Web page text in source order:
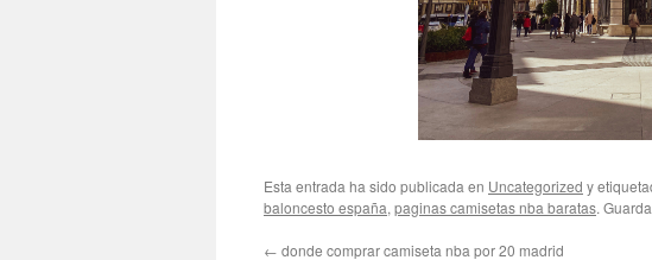
Esta entrada ha sido publicada en Uncategorized y
baloncesto españa, paginas camisetas nba baratas.
← donde comprar camiseta nba por 20 madrid